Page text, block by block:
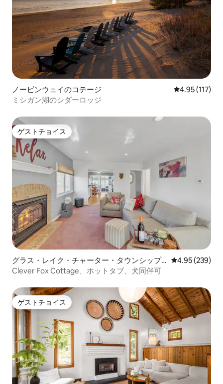
ノービンウェイのコテージ レビュー117
4.95 (117)
ミシガン湖のシダーロッジ
ゲストチョイス
ゲストチョイス
グラス・レイク・チャーター・タウンシップ
のコテージ
レビュー239
4.95 (239)
Clever Fox Cottage、ホットタブ、犬同伴可
ゲストチョイス
ゲストチョイス